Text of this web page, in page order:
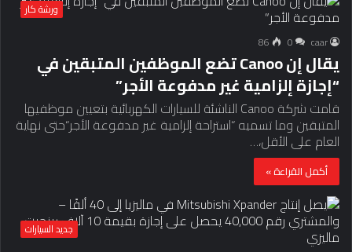
ورشة كار
caar
0
86
يقال إن Canoo تضع الموظفين المتبقين في
“إجازة إلزامية غير مدفوعة الأجر”
قامت شركة Canoo الناشئة للسيارات الكهربائية بتعيين موظفيها
المتبقين وما تسميه “استراحة إلزامية غير مدفوعة الأجر“حتى نهاية
العام على الأقل،…
أكمل القراءة »
جديد السيارات